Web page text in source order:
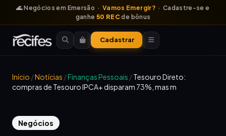
🌊 Negócios em Emersão · Vamos Emergir? · Cadastre-se e
ganhe50 RECde bônus
Cadastrar
Início /Notícias /Finanças Pessoais /Tesouro Direto:
compras de Tesouro IPCA+ disparam 73%, mas m
Negócios